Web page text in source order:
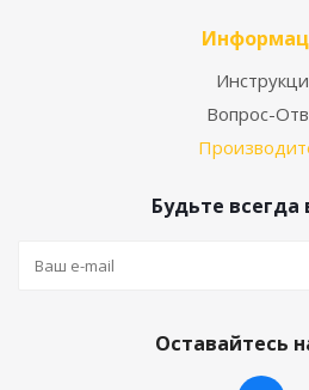
Вопрос-
Будьте всегда
Оставайтесь